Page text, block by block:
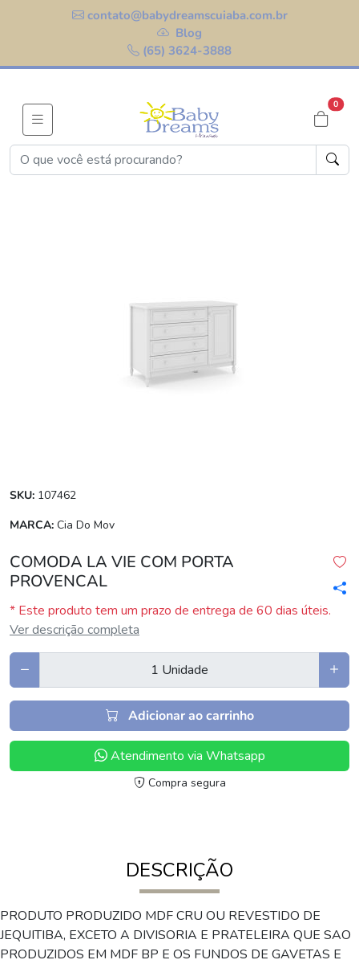
contato@babydreamscuiaba.com.br
Blog
(65) 3624-3888
0
SKU: 107462
MARCA: Cia Do Mov
COMODA LA VIE COM PORTA
PROVENCAL
* Este produto tem um prazo de entrega de 60 dias úteis.
Ver descrição completa
Adicionar ao carrinho
Atendimento via Whatsapp
Compra segura
DESCRIÇÃO
PRODUTO PRODUZIDO MDF CRU OU REVESTIDO DE
JEQUITIBA, EXCETO A DIVISORIA E PRATELEIRA QUE SAO
PRODUZIDOS EM MDF BP E OS FUNDOS DE GAVETAS E